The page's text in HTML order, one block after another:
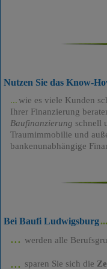
Nutzen Sie das Know-
wie es viele Kunden
Ihrer Finanzierung
Baufinanzierung schnell
Traumimmobilie und
bankenunabhängige
Bei Baufi Ludwigsburg
werden alle
sparen Sie sich die